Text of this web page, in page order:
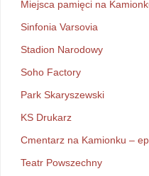
Miejsca pamięci na
Sinfonia Varsovia
Stadion Narodowy
Soho Factory
Park Skaryszewski
KS Drukarz
Cmentarz na Kamionku –
Teatr Powszechny